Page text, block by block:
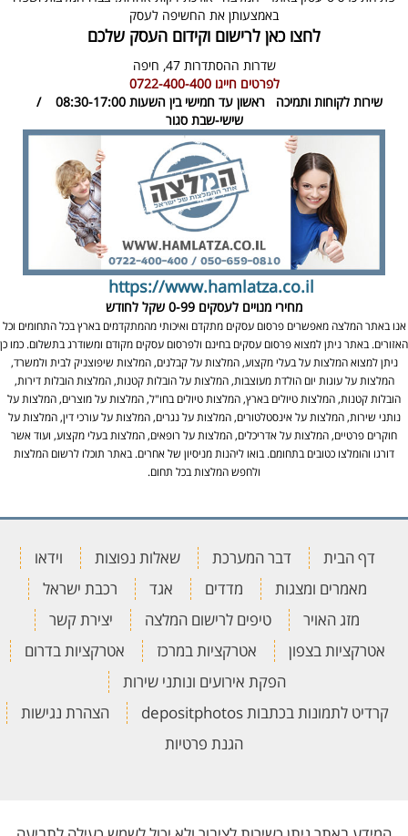
באמצעותן את החשיפה לעסק
לחצו כאן לרישום וקידום העסק שלכם
שדרות ההסתדרות 47,
חיפה
לפרטים חייגו0722-400-400
שירות לקוחות ותמיכה
ראשון עד חמישי בין השעות 08:30-17:00 /
שישי-שבת סגור
https://www.hamlatza.co.il
מחירי מנויים לעסקים 0-99 שקל לחודש
אנו באתר המלצה מאפשרים פרסום עסקים מתקדם ואיכותי מהמתקדמים בארץ בכל התחומים וכל
האזורים. באתר ניתן למצוא פרסום עסקים בחינם ולפרסום עסקים מקודם ומשודרג בתשלום. כמו כן
ניתן למצוא המלצות על בעלי מקצוע, המלצות על קבלנים, המלצות שיפוצניק לבית ולמשרד,
המלצות על עוגות יום הולדת מעוצבות, המלצות על הובלות קטנות, המלצות הובלות דירות,
הובלות קטנות, המלצות טיולים בארץ, המלצות טיולים בחו"ל, המלצות על מוצרים, המלצות על
נותני שירות, המלצות על אינסטלטורים, המלצות על נגרים, המלצות על עורכי דין, המלצות על
חוקרים פרטיים, המלצות על אדריכלים, המלצות על רופאים, המלצות בעלי מקצוע, ועוד אשר
דורגו והומלצו כטובים בתחומם. בואו ליהנות מניסיון של אחרים. באתר תוכלו לרשום המלצות
ולחפש המלצות בכל תחום.
דף הבית דבר המערכת שאלות נפוצות
וידאו
מאמרים ומצגות
מדדים אגד
רכבת ישראל
מזג האויר
טיפים לרישום המלצה
יצירת קשר
אטרקציות בצפון
אטרקציות במרכז
אטרקציות בדרום
הפקת אירועים ונותני שירות
קרדיט לתמונות בכתבות depositphotos
הצהרת נגישות
הגנת פרטיות